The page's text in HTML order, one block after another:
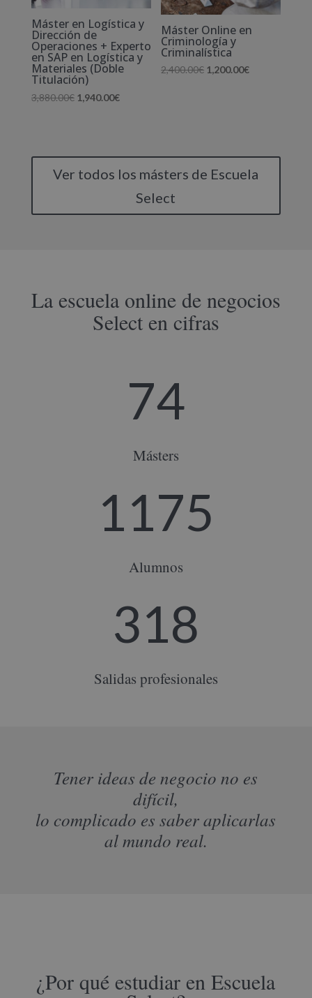
Máster en Logística y
Dirección de
Operaciones + Experto
en SAP en Logística y
Materiales (Doble
Titulación)
3,880.00€ El
3,880.00€.
1,940.00€El
1,940.00€.
Máster Online en
Criminología y
Criminalística
2,400.00€ El
1,200.00€El
Ver todos los másters de Escuela
Select
La escuela online de negocios
Select en cifras
74
Másters
1175
Alumnos
318
Salidas profesionales
Tener ideas de negocio no es
difícil,
lo complicado es saber aplicarlas
al mundo real.
¿Por qué estudiar en Escuela